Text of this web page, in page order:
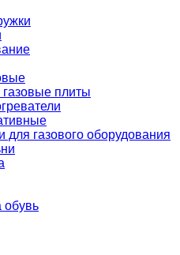
плиты
для газового оборудования
обувь